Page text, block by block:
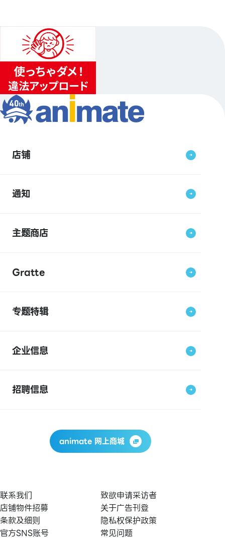
店铺
通知
主题商店
Gratte
专题特辑
企业信息
招聘信息
animate 网上商城
联系我们
致欲申请采访者
店铺物件招募
关于广告刊登
条款及细则
隐私权保护政策
官方SNS账号
常见问题